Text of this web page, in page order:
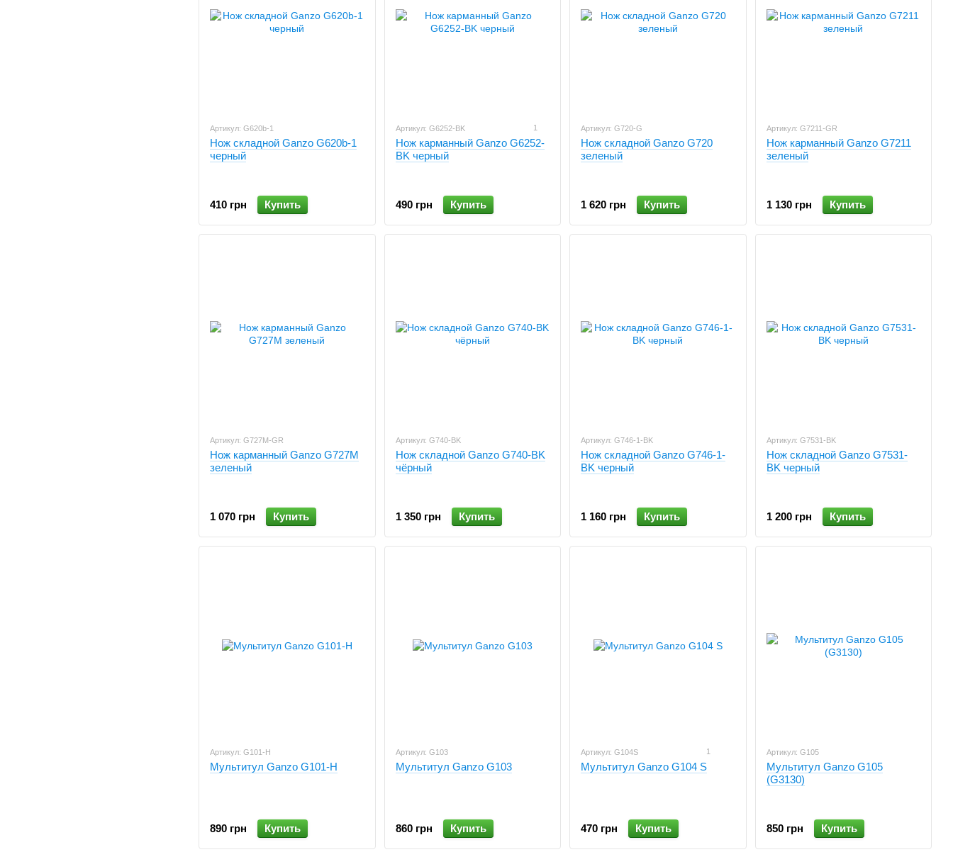
Артикул: G620b-1
Нож складной Ganzo G620b-1
черный
410 грн Купить
Артикул: G6252-BK 1
Нож карманный Ganzo G6252-
BK черный
490 грн Купить
Артикул: G720-G
Нож складной Ganzo G720
зеленый
1 620 грн Купить
Артикул: G7211-GR
Нож карманный Ganzo G7211
зеленый
1 130 грн Купить
Артикул: G727M-GR
Нож карманный Ganzo G727M
зеленый
1 070 грн Купить
Артикул: G740-BK
Нож складной Ganzo G740-BK
чёрный
1 350 грн Купить
Артикул: G746-1-BK
Нож складной Ganzo G746-1-
BK черный
1 160 грн Купить
Артикул: G7531-BK
Нож складной Ganzo G7531-
BK черный
1 200 грн Купить
Артикул: G101-H
Мультитул Ganzo G101-H
890 грн Купить
Артикул: G103
Мультитул Ganzo G103
860 грн Купить
Артикул: G104S 1
Мультитул Ganzo G104 S
470 грн Купить
Артикул: G105
Мультитул Ganzo G105
(G3130)
850 грн Купить